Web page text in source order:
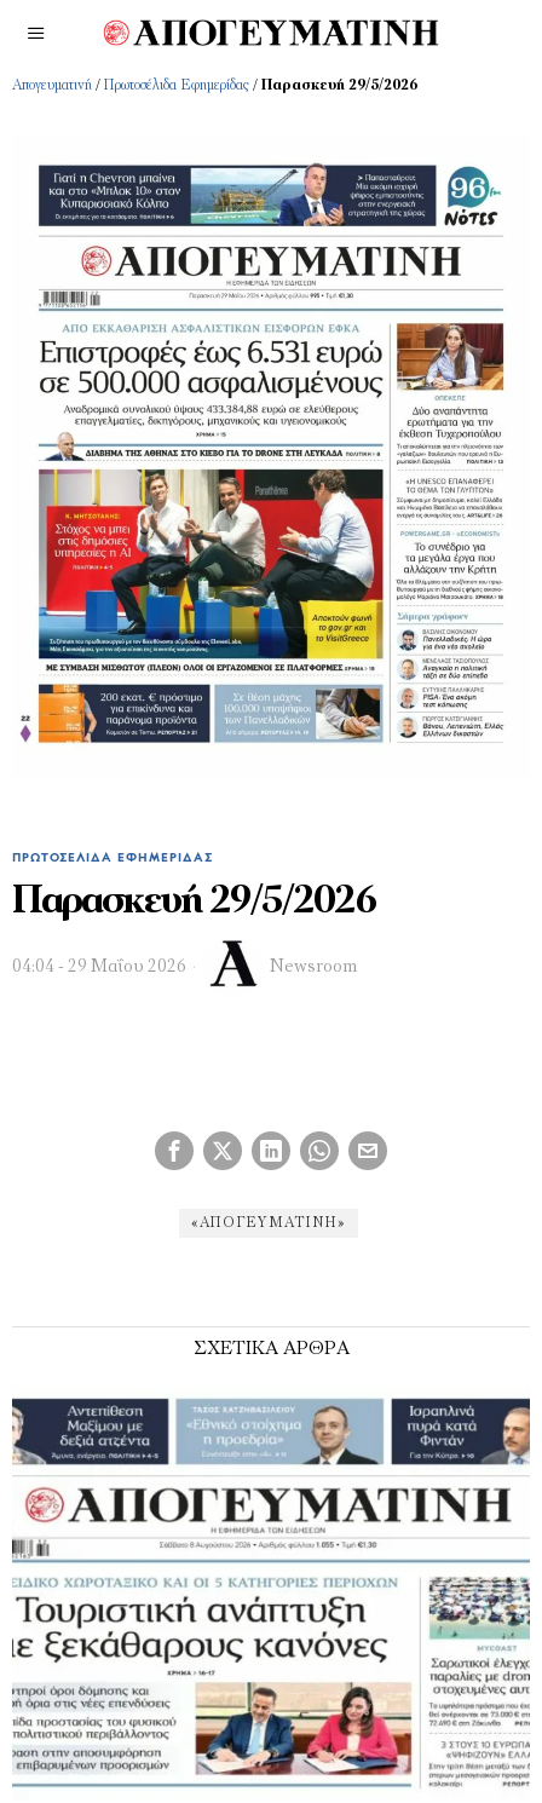
Απογευματινή / Πρωτοσέλιδα Εφημερίδας / Παρασκευή 29/5/2026
ΠΡΩΤΟΣΈΛΙΔΑ ΕΦΗΜΕΡΊΔΑΣ
Παρασκευή 29/5/2026
04:04 - 29 Μαΐου 2026 Newsroom
«ΑΠΟΓΕΥΜΑΤΙΝΉ»
ΣΧΕΤΙΚΑ ΑΡΘΡΑ